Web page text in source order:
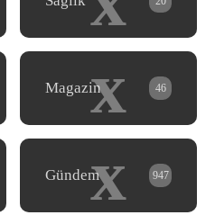
x
Magazin 46
x
Gündem 947